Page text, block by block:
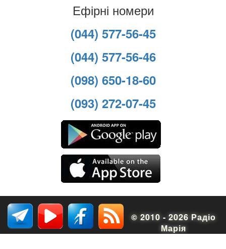
Ефірні номери
(044) 577-56-45
(044) 577-56-46
(098) 650-18-60
(093) 272-07-45
© 2010 - 2026 Радіо
Марія